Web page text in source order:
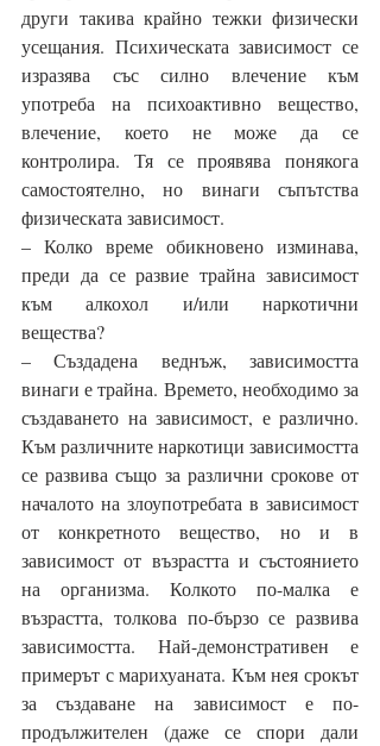
други такива крайно тежки физически
усещания. Психическата зависимост се
изразява със силно влечение към
употреба на психоактивно вещество,
влечение, което не може да се
контролира. Тя се проявява понякога
самостоятелно, но винаги съпътства
физическата зависимост.
– Колко време обикновено изминава,
преди да се развие трайна зависимост
към алкохол и/или наркотични
вещества?
– Създадена веднъж, зависимостта
винаги е трайна. Времето, необходимо за
създаването на зависимост, е различно.
Към различните наркотици зависимостта
се развива също за различни срокове от
началото на злоупотребата в зависимост
от конкретното вещество, но и в
зависимост от възрастта и състоянието
на организма. Колкото по-малка е
възрастта, толкова по-бързо се развива
зависимостта. Най-демонстративен е
примерът с марихуаната. Към нея срокът
за създаване на зависимост е по-
продължителен (даже се спори дали